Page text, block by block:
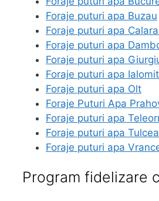
Foraje puturi apa Buzau
Foraje puturi apa
Foraje puturi apa
Foraje puturi apa
Foraje puturi apa
Foraje puturi apa Olt
Foraje Puturi Apa
Foraje puturi apa
Foraje puturi apa Tulcea
Foraje puturi apa
Program fidelizare